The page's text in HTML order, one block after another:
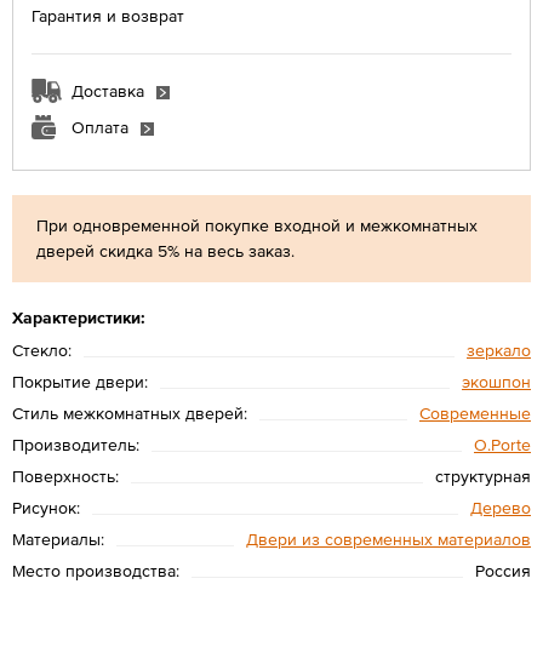
При одновременной покупке входной и межкомнатных
дверей скидка 5% на весь заказ.
Характеристики:
Стекло:
зеркало
Покрытие двери:
экошпон
Стиль межкомнатных дверей:
Современные
Производитель:
O.Porte
Поверхность:
структурная
Рисунок:
Дерево
Материалы:
Двери из современных материалов
Место производства:
Россия
Гарантия и возврат
Доставка
Оплата